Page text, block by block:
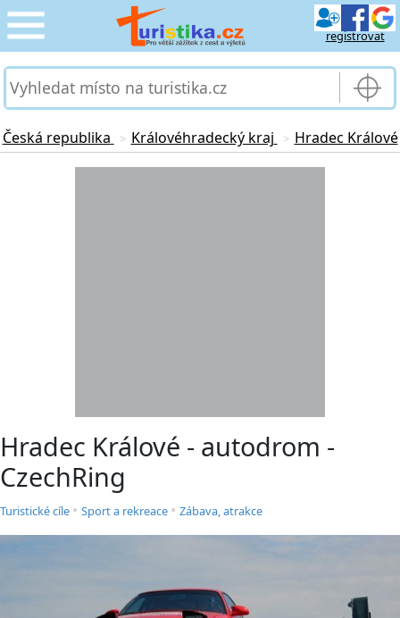
registrovat
CESTOVÁNÍ
SLUŽBY & DOPRAVA
PRO TURISTY
Česká republika > Královéhradecký kraj > Hradec Králové
Hradec Králové - autodrom -
CzechRing
Turistické cíle • Sport a rekreace • Zábava, atrakce